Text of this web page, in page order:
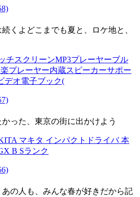
くよどこまでも夏と、ロケ地と、
チスクリーンMP3プレーヤーブル
プレーヤー内蔵スピーカーサポー
デオ電子ブック(
った、東京の街に出かけよう
マキタ インパクトドライバ 本
B Sランク
の人も、みんな春が好きだから記